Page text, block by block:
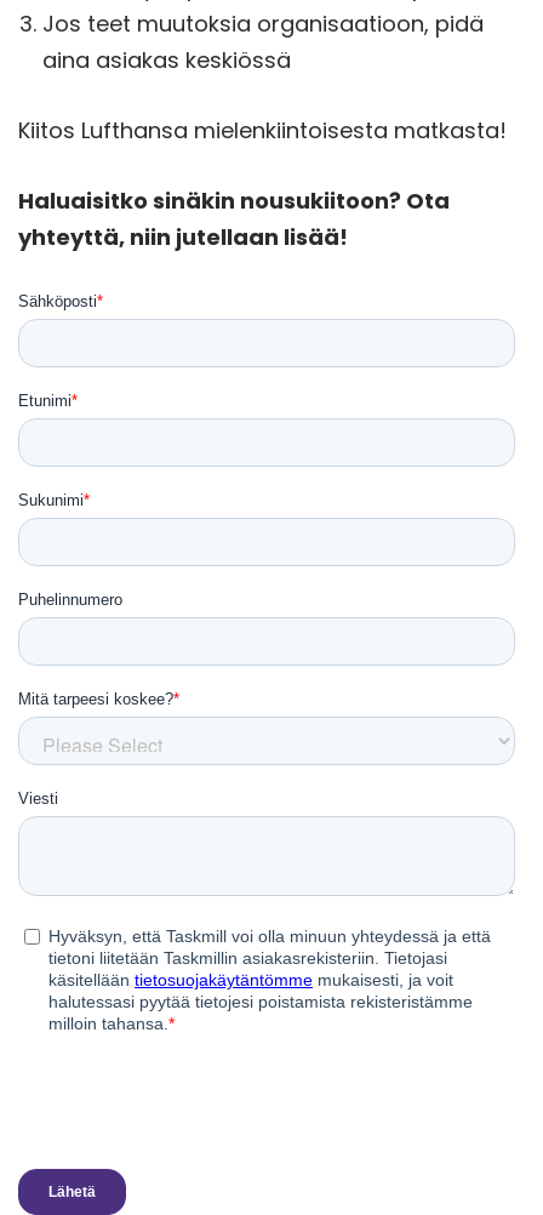
Jos teet muutoksia organisaatioon, pidä
aina asiakas keskiössä
Kiitos Lufthansa mielenkiintoisesta matkasta!
Haluaisitko sinäkin nousukiitoon? Ota
yhteyttä, niin jutellaan lisää!